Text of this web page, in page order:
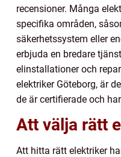
recensioner. Många
specifika områden,
säkerhetssystem eller
erbjuda en bredare
elinstallationer och
elektriker Göteborg, är
de är certifierade och
Att välja rätt
Att hitta rätt elektriker